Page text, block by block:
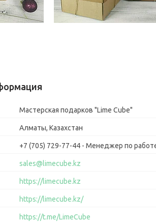
Мастерская подарков "Lime Cube"
Алматы, Казахстан
+7 (705) 729-77-44 Менеджер по
sales@limecube.kz
https://limecube.kz
https://limecube.kz/
https://t.me/LimeCube